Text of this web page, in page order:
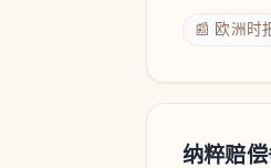
📰 欧洲时
纳粹赔